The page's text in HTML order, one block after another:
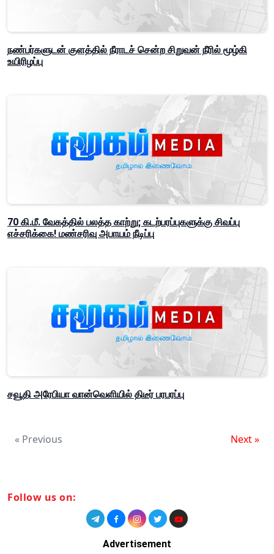
நண்பர்களுடன் குளத்தில் நீராடச் சென்ற சிறுவன் நீரில் மூழ்கி
உயிரிழப்பு
70 கி.மீ. வேகத்தில் பலத்த காற்று; கடற்பரப்புகளுக்கு சிவப்பு
எச்சரிக்கை! மண்சரிவு அபாயம் நீடிப்பு
சவூதி அரேபியா வான்வெளியில் திடீர் பரபரப்பு
« Previous Next »
Follow us on:
Advertisement